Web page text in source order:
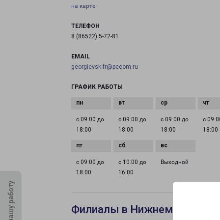
на карте
ТЕЛЕФОН
8 (86522) 5-72-81
EMAIL
georgievsk-fr@pecom.ru
ГРАФИК РАБОТЫ
с 09:00 до
18:00
с 09:00 до
18:00
с 09:00 до
18:00
с
18:00
с 09:00 до
18:00
с 10:00 до
16:00
Выходной
Филиалы в Нижнем Тагиле